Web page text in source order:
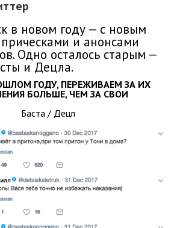
в новом году — с новым
и анонсами
Одно осталось старым —
и Децла.
ГОДУ, ПЕРЕЖИВАЕМ ЗА ИХ
БОЛЬШЕ, ЧЕМ ЗА СВОИ
Баста / Децл